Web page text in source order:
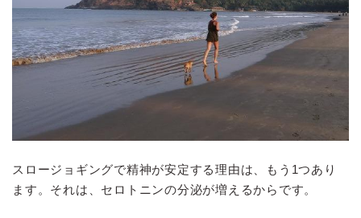
スロージョギングで精神が安定する理由は、もう1つあり
ます。それは、セロトニンの分泌が増えるからです。